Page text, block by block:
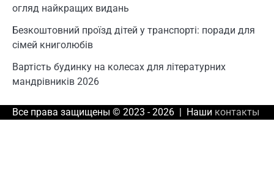
огляд найкращих видань
Безкоштовний проїзд дітей у транспорті: поради для
сімей книголюбів
Вартість будинку на колесах для літературних
мандрівників 2026
Все права защищены © 2023 - 2026 | Наши контакты